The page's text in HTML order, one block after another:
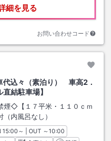
細を見る
お問い合わせコード
代込々（素泊り） 車高2．
結駐車場】
煙◇【１７平米・１１０ｃｍ
内風呂なし）
チェックイン
15:00 ～ | OUT チェックアウト
～10:00